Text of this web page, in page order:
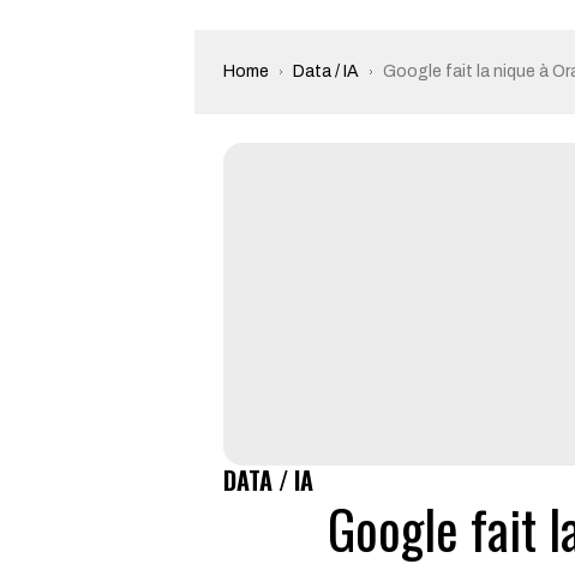
Home Data / IA Google fait la nique à
DATA / IA
Google fait